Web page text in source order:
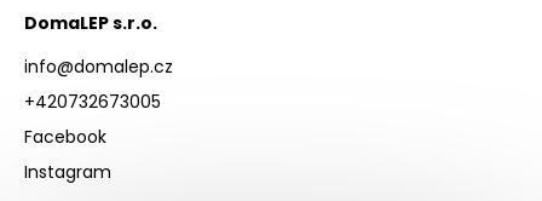
DomaLEP s.r.o.
info@domalep.cz
+420732673005
Facebook
Instagram